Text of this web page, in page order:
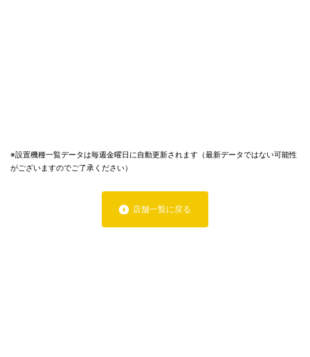
※設置機種一覧データは毎週金曜日に自動更新されます（最新データではない可能性
がございますのでご了承ください）
店舗一覧に戻る